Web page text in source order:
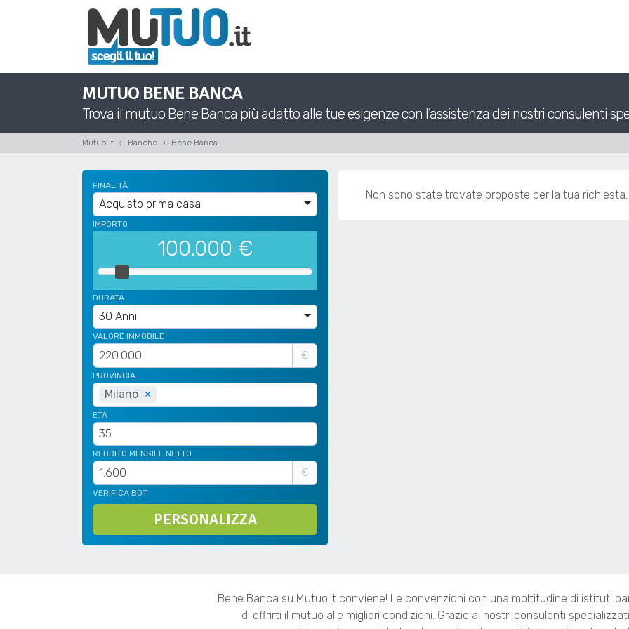
MUTUO BENE BANCA
Trova il mutuo Bene Banca più adatto alle tue esigenze con l'assistenza dei nostri consulenti
Mutuo.it Banche Bene Banca
FINALITÀ
Acquisto prima casa
IMPORTO
100.000 €
DURATA
30 Anni
VALORE IMMOBILE
€
PROVINCIA
Milano ×
ETÀ
REDDITO MENSILE NETTO
€
VERIFICA BOT
PERSONALIZZA
Non sono state trovate proposte per la tua
Bene Banca su Mutuo.it conviene! Le convenzioni con una moltitudine di istituti
di offrirti il mutuo alle migliori condizioni. Grazie ai nostri consulenti